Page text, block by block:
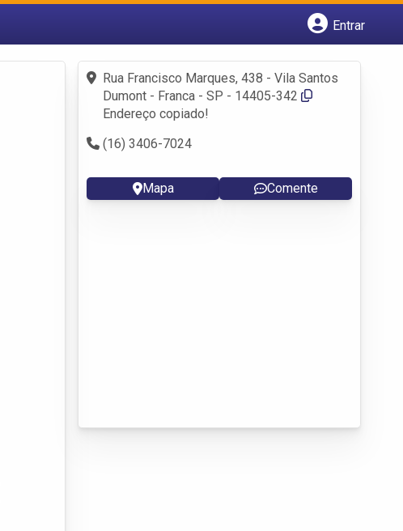
Entrar
Fazer login
Criar conta
Rua Francisco Marques, 438 - Vila Santos
Dumont - Franca - SP - 14405-342
Endereço copiado!
(16) 3406-7024
Mapa Comente